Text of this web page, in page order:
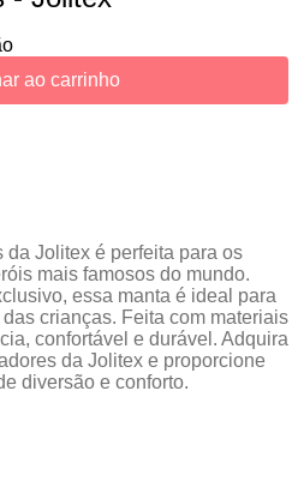
ao carrinho
Jolitex é perfeita para os
mais famosos do mundo.
essa manta é ideal para
crianças. Feita com materiais
confortável e durável. Adquira
da Jolitex e proporcione
diversão e conforto.